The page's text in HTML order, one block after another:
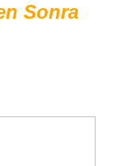
Sonra